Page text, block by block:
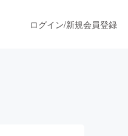
ログイン/新規会員登録